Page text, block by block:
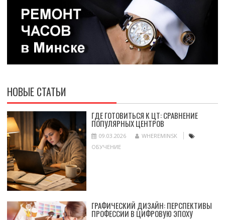
НОВЫЕ СТАТЬИ
ГДЕ ГОТОВИТЬСЯ К ЦТ: СРАВНЕНИЕ
ПОПУЛЯРНЫХ ЦЕНТРОВ
09.03.2026
WHEREMINSK
ОБУЧЕНИЕ
ГРАФИЧЕСКИЙ ДИЗАЙН: ПЕРСПЕКТИВЫ
ПРОФЕССИИ В ЦИФРОВУЮ ЭПОХУ